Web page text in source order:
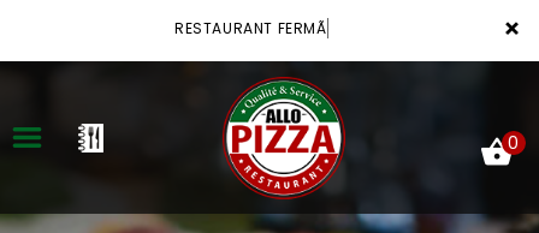
×
RESTAURANT FERMÃ
0